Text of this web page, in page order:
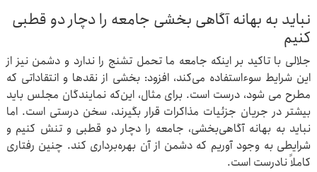
نباید به بهانه آگاهی بخشی جامعه را دچار دو قطبی
کنیم
جلالی با تاکید بر اینکه جامعه ما تحمل تشنج را ندارد و دشمن نیز از
این شرایط سوءاستفاده می‌کند، افزود: بخشی از نقدها و انتقاداتی که
مطرح می شود، درست است. برای مثال، این‌که نمایندگان مجلس باید
بیشتر در جریان جزئیات مذاکرات قرار بگیرند، سخن درستی است. اما
نباید به بهانه آگاهی‌بخشی، جامعه را دچار دو قطبی و تنش کنیم و
شرایطی به وجود آوریم که دشمن از آن بهره‌برداری کند. چنین رفتاری
کاملاً نادرست است.